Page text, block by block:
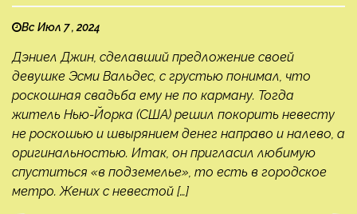
Вс Июл 7 , 2024
Дэниел Джин, сделавший предложение своей
девушке Эсми Вальдес, с грустью понимал, что
роскошная свадьба ему не по карману. Тогда
житель Нью-Йорка (США) решил покорить невесту
не роскошью и швырянием денег направо и налево, а
оригинальностью. Итак, он пригласил любимую
спуститься «в подземелье», то есть в городское
метро. Жених с невестой […]